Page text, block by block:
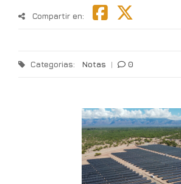
Compartir en:
Categorias: Notas | 0